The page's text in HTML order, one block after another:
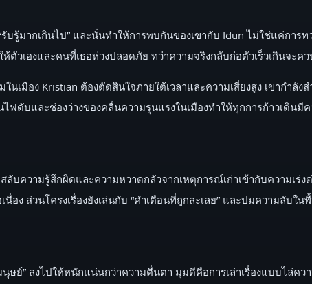
รับรู้มากเกินไป” และนั่นทำให้การพบกันของเขากับ Idun ไม่ใช่แค่กา
ตัวเองและคนที่เธอห่วงปลอดภัย ทว่าความจริงกลับก่อตัวเร็วเกินจะค
นเมือง Kristian ต้องตัดสินใจภายใต้เวลาและความเสี่ยงสูง เขากำลั
ดับและช่องว่างของคลื่นความรุนแรงในเมืองทำให้ทุกการก้าวเดิน
ลับความรู้สึกผิดและความหวาดกลัวจากเหตุการณ์เก่าเข้ากับความเ
นื่อง ส่วนโครงเรื่องยังเล่นกับ “คำเตือนที่ถูกละเลย” และปมความลั
ย์” ลงไปให้หนักแน่นกว่าความตื่นตา มุมดีคือการเล่าเรื่องแบบไล่ค